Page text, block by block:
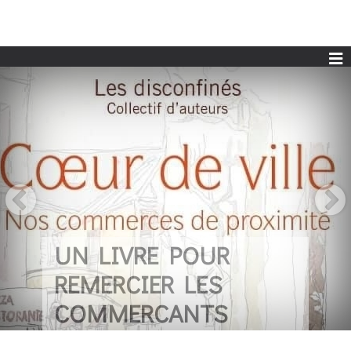
UN LIVRE POUR
REMERCIER LES
COMMERCANTS